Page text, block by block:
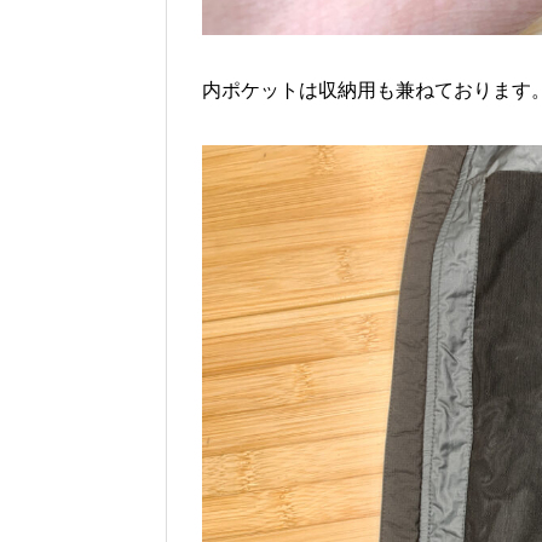
内ポケットは収納用も兼ねております